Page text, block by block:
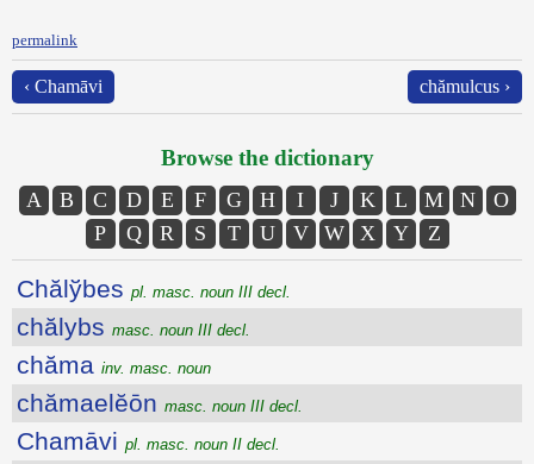
permalink
‹ Chamāvi chămulcus ›
Browse the dictionary
A B C D E F G H I J K L M N
O
P
Q R S T U V W X Y Z
Chălўbes pl. masc. noun III decl.
chălybs masc. noun III decl.
chăma inv. masc. noun
chămaelĕōn masc. noun III decl.
Chamāvi pl. masc. noun II decl.